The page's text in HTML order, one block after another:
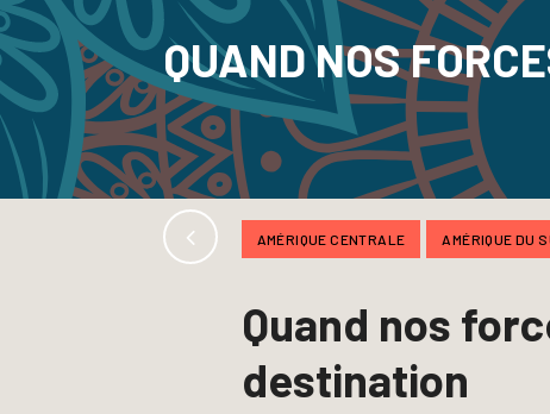
QUAND NOS
AMÉRIQUE CENTRALE AMÉRIQUE DU
Quand nos
destination